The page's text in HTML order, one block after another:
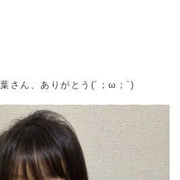
さん、ありがとう(´；ω；`)